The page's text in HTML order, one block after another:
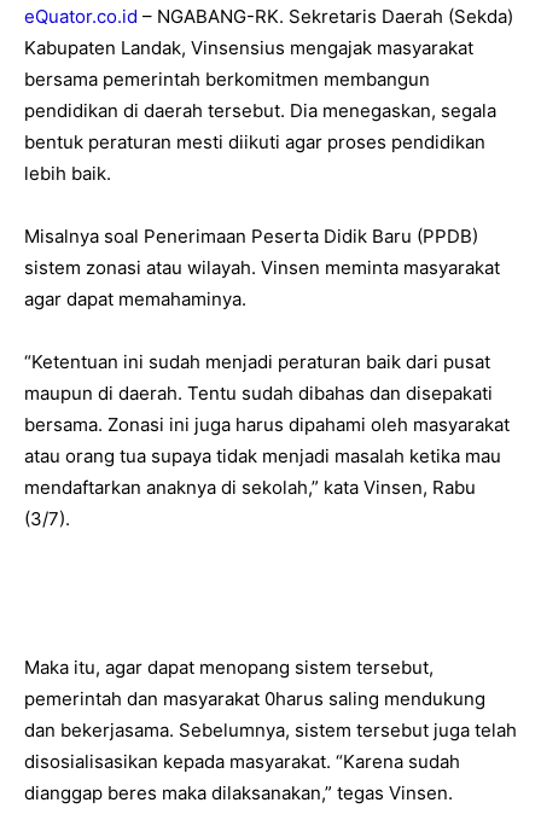
eQuator.co.id – NGABANG-RK. Sekretaris Daerah (Sekda)
Kabupaten Landak, Vinsensius mengajak masyarakat
bersama pemerintah berkomitmen membangun
pendidikan di daerah tersebut. Dia menegaskan, segala
bentuk peraturan mesti diikuti agar proses pendidikan
lebih baik.
Misalnya soal Penerimaan Peserta Didik Baru (PPDB)
sistem zonasi atau wilayah. Vinsen meminta masyarakat
agar dapat memahaminya.
“Ketentuan ini sudah menjadi peraturan baik dari pusat
maupun di daerah. Tentu sudah dibahas dan disepakati
bersama. Zonasi ini juga harus dipahami oleh masyarakat
atau orang tua supaya tidak menjadi masalah ketika mau
mendaftarkan anaknya di sekolah,” kata Vinsen, Rabu
(3/7).
Maka itu, agar dapat menopang sistem tersebut,
pemerintah dan masyarakat 0harus saling mendukung
dan bekerjasama. Sebelumnya, sistem tersebut juga telah
disosialisasikan kepada masyarakat. “Karena sudah
dianggap beres maka dilaksanakan,” tegas Vinsen.